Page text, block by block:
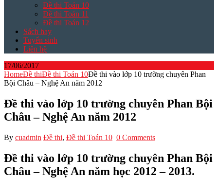
Đề thi Toán 10
Đề thi Toán 11
Đề thi Toán 12
Sách hay
Tuyển sinh
Liên hệ
17/06/2017
HomeĐề thiĐề thi Toán 10Đề thi vào lớp 10 trường chuyên Phan
Bội Châu – Nghệ An năm 2012
Đề thi vào lớp 10 trường chuyên Phan Bội
Châu – Nghệ An năm 2012
By cuadmin Đề thi, Đề thi Toán 10 0 Comments
Đề thi vào lớp 10 trường chuyên Phan Bội
Châu – Nghệ An năm học 2012 – 2013.